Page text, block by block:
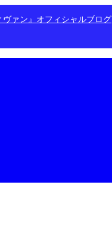
ァン』オフィシャルブログ